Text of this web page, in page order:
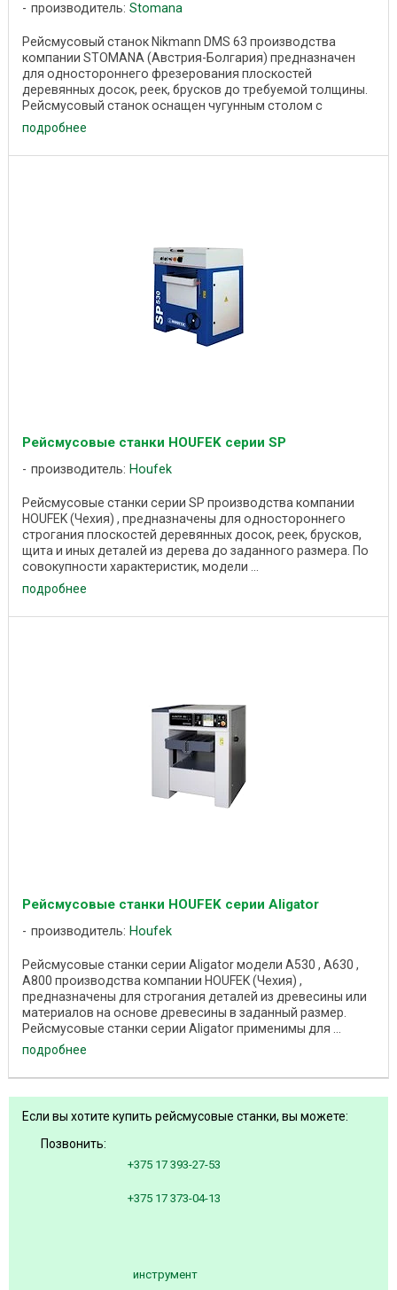
производитель: Stomana
Рейсмусовый станок Nikmann DMS 63 производства
компании STOMANA (Австрия-Болгария) предназначен
для одностороннего фрезерования плоскостей
деревянных досок, реек, брусков до требуемой толщины.
Рейсмусовый станок оснащен чугунным столом с
шлифованной ...
подробнее
Рейсмусовые станки HOUFEK серии SP
производитель: Houfek
Рейсмусовые станки серии SP производства компании
HOUFEK (Чехия) , предназначены для одностороннего
строгания плоскостей деревянных досок, реек, брусков,
щита и иных деталей из дерева до заданного размера. По
совокупности характеристик, модели ...
подробнее
Рейсмусовые станки HOUFEK серии Aligator
производитель: Houfek
Рейсмусовые станки серии Aligator модели A530 , A630 ,
A800 производства компании HOUFEK (Чехия) ,
предназначены для строгания деталей из древесины или
материалов на основе древесины в заданный размер.
Рейсмусовые станки серии Aligator применимы для ...
подробнее
Если вы хотите купить рейсмусовые станки, вы можете:
Позвонить:
+375 17 393-27-53
+375 17 373-04-13
инструмент